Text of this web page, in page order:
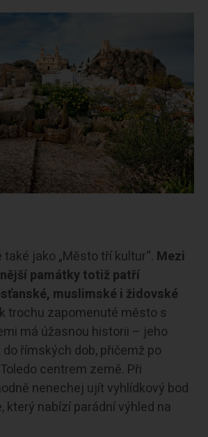
jako „Město tří kultur“. Mezi
památky totiž patří
muslimské i židovské
trochu zapomenuté město s
má úžasnou historii – jeho
římských dob, přičemž po
centrem země. Při
nenechej ujít vyhlídkový bod
který nabízí parádní výhled na